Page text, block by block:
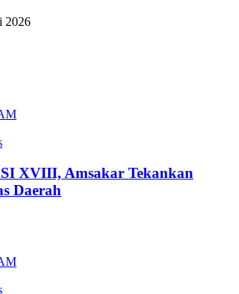
2026
XVIII, Amsakar Tekankan
Daerah